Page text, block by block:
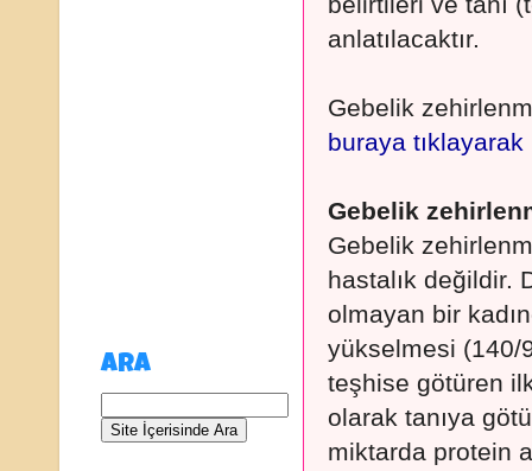
anlatılacaktır.
Gebelik
buraya tıklayarak
Gebelik
Gebelik
hastalık değildir.
olmayan bir
yükselmesi (140/
teşhise götüren
olarak tanıya
miktarda protein
ARA